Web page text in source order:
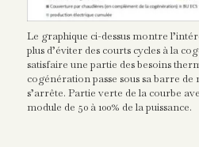
Le graphique ci-dessus montre
plus d’éviter des courts cycles à la
satisfaire une partie des besoins
cogénération passe sous sa barre
s’arrête. Partie verte de la courbe
module de 50 à 100% de la puissance.